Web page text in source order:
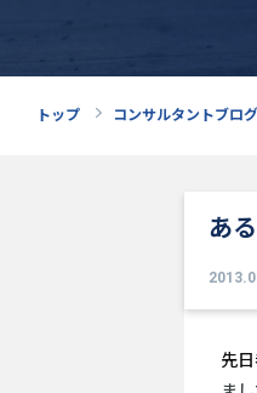
トップ コンサルタントブログ
あ
先